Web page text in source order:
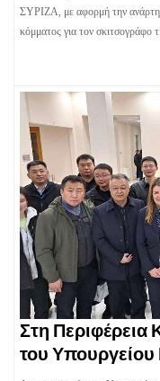
ΣΥΡΙΖΑ, με αφορμή την
κόμματος για τον σκιτσογράφο
Στη
του Υπουργείου